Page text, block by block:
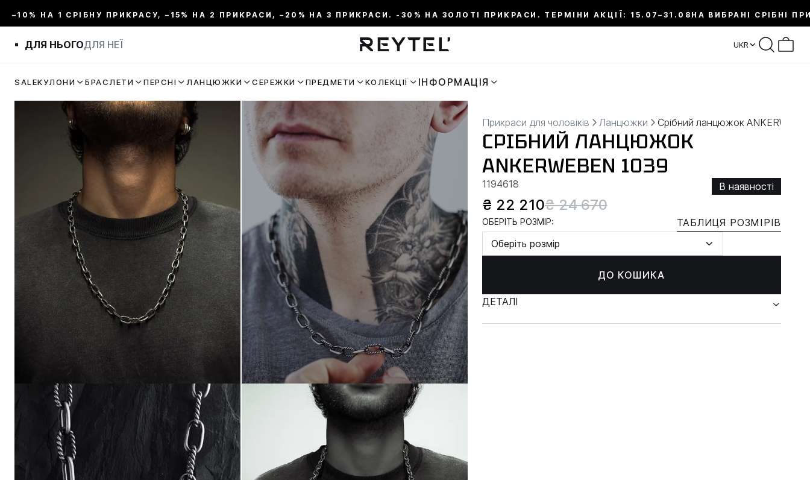
–10% НА 1 СРІБНУ ПРИКРАСУ, –15% НА 2 ПРИКРАСИ, –20% НА 3 ПРИКРАСИ. -30% НА ЗОЛОТІ ПРИКРАСИ. ТЕРМІНИ АКЦІЇ: 15.07–31.08 НА ВИБРАНІ СРІБНІ
ДЛЯ НЬОГОДЛЯ НЕЇ UKR
SALEКУЛОНИ БРАСЛЕТИ ПЕРСНІ ЛАНЦЮЖКИ СЕРЕЖКИ ПРЕДМЕТИ КОЛЕКЦІЇ ІНФОРМАЦІЯ
Прикраси для чоловіків Ланцюжки Срібний ланцюжок
СРІБНИЙ ЛАНЦЮЖОК
ANKERWEBEN 1039
1194618 В наявності
₴ 22 210₴ 24 670
ОБЕРІТЬ РОЗМІР:
ТАБЛИЦЯ РОЗМІРІВ
Оберіть розмір
ДО КОШИКА
ДЕТАЛІ